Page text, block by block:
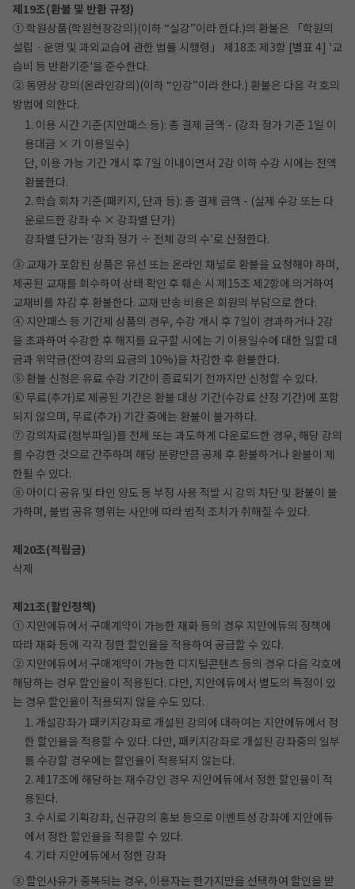
제19조(환불 및 반환 규정)
① 학원상품(학원현장강의)(이하 “실강”이라 한다.)의 환불은 「학원의
설립ㆍ운영 및 과외교습에 관한 법률 시행령」 제18조 제3항 [별표 4] '교
습비 등 반환기준'을 준수한다.
② 동영상 강의(온라인강의)(이하 “인강”이라 한다.) 환불은 다음 각 호의
방법에 의한다.
1. 이용 시간 기준(지안패스 등): 총 결제 금액 - (강좌 정가 기준 1일 이
용대금 × 기 이용일수)
단, 이용 가능 기간 개시 후 7일 이내이면서 2강 이하 수강 시에는 전액
환불한다.
2. 학습 회차 기준(패키지, 단과 등): 총 결제 금액 - (실제 수강 또는 다
운로드한 강좌 수 × 강좌별 단가)
강좌별 단가는 ‘강좌 정가 ÷ 전체 강의 수’로 산정한다.
③ 교재가 포함된 상품은 유선 또는 온라인 채널로 환불을 요청해야 하며,
제공된 교재를 회수하여 상태 확인 후 훼손 시 제15조 제2항에 의거하여
교재비를 차감 후 환불한다. 교재 반송 비용은 회원의 부담으로 한다.
④ 지안패스 등 기간제 상품의 경우, 수강 개시 후 7일이 경과하거나 2강
을 초과하여 수강한 후 해지를 요구할 시에는 기 이용일수에 대한 일할 대
금과 위약금(잔여 강의 요금의 10%)을 차감한 후 환불한다.
⑤ 환불 신청은 유료 수강 기간이 종료되기 전까지만 신청할 수 있다.
⑥ 무료(추가)로 제공된 기간은 환불 대상 기간(수강료 산정 기간)에 포함
되지 않으며, 무료(추가) 기간 중에는 환불이 불가하다.
⑦ 강의자료(첨부파일)를 전체 또는 과도하게 다운로드한 경우, 해당 강의
를 수강한 것으로 간주하며 해당 분량만큼 공제 후 환불하거나 환불이 제
한될 수 있다.
⑧ 아이디 공유 및 타인 양도 등 부정 사용 적발 시 강의 차단 및 환불이 불
가하며, 불법 공유 행위는 사안에 따라 법적 조치가 취해질 수 있다.
제20조(적립금)
삭제
제21조(할인정책)
① 지안에듀에서 구매계약이 가능한 재화 등의 경우 지안에듀의 정책에
따라 재화 등에 각각 정한 할인율을 적용하여 공급할 수 있다.
② 지안에듀에서 구매계약이 가능한 디지털콘텐츠 등의 경우 다음 각호에
해당하는 경우 할인율이 적용된다. 다만, 지안에듀에서 별도의 특정이 있
는 경우 할인율이 적용되지 않을 수도 있다.
1. 개설강좌가 패키지강좌로 개설된 강의에 대하여는 지안에듀에서 정
한 할인율을 적용할 수 있다. 다만, 패키지강좌로 개설된 강좌중의 일부
를 수강할 경우에는 할인율이 적용되지 않는다.
2. 제17조에 해당하는 재수강인 경우 지안에듀에서 정한 할인율이 적
용된다.
3. 수시로 기획강좌, 신규강의 홍보 등으로 이벤트성 강좌에 지안에듀
에서 정한 할인율을 적용할 수 있다.
4. 기타 지안에듀에서 정한 강좌
③ 할인사유가 중복되는 경우, 이용자는 한가지만을 선택하여 할인을 받